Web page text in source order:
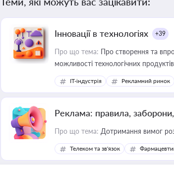
Інновації в технологіях +39
Про що тема: Про створення та
можливості технологічних
IT-індустрія Рекламний ринок
Реклама: правила,
Про що тема: Дотримання вимог
Телеком та зв'язок